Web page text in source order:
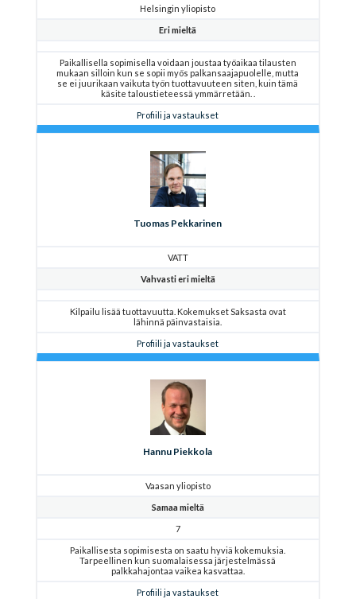
Helsingin yliopisto
Eri mieltä
Paikallisella sopimisella voidaan joustaa työaikaa tilausten
mukaan silloin kun se sopii myös palkansaajapuolelle, mutta
se ei juurikaan vaikuta työn tuottavuuteen siten, kuin tämä
käsite taloustieteessä ymmärretään. .
Profiili ja vastaukset
Tuomas Pekkarinen
VATT
Vahvasti eri mieltä
Kilpailu lisää tuottavuutta. Kokemukset Saksasta ovat
lähinnä päinvastaisia.
Profiili ja vastaukset
Hannu Piekkola
Vaasan yliopisto
Samaa mieltä
7
Paikallisesta sopimisesta on saatu hyviä kokemuksia.
Tarpeellinen kun suomalaisessa järjestelmässä
palkkahajontaa vaikea kasvattaa.
Profiili ja vastaukset